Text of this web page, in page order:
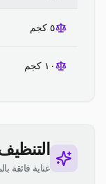
٥ كجم
١٠ كجم
عناية فائقة